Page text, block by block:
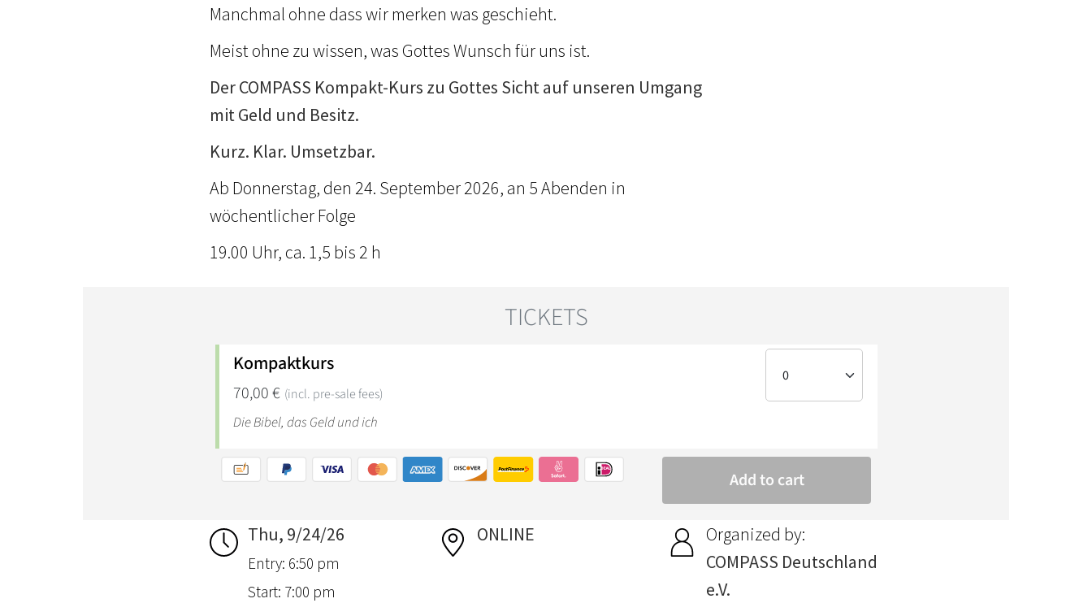
Manchmal ohne dass wir merken was geschieht.
Meist ohne zu wissen, was Gottes Wunsch für uns ist.
Der COMPASS Kompakt-Kurs zu Gottes Sicht auf unseren Umgang
mit Geld und Besitz.
Kurz. Klar. Umsetzbar.
Ab Donnerstag, den 24. September 2026, an 5 Abenden in
wöchentlicher Folge
19.00 Uhr, ca. 1,5 bis 2 h
Thu, 9/24/26
Entry: 6:50 pm
Start: 7:00 pm
ONLINE
Organized by:
COMPASS Deutschland
e.V.